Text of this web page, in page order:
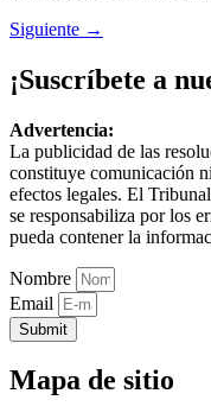
Siguiente →
¡Suscríbete a
Advertencia:
La publicidad de las
constituye comunicación
efectos legales. El
se responsabiliza por los
pueda contener la
Nombre
Email
Submit
Mapa de sitio